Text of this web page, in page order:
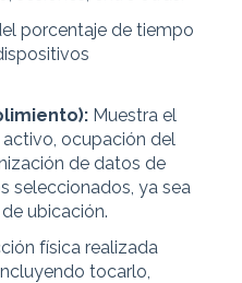
porcentaje de tiempo
Muestra el
ocupación del
de datos de
seleccionados, ya sea
ubicación.
física realizada
tocarlo,